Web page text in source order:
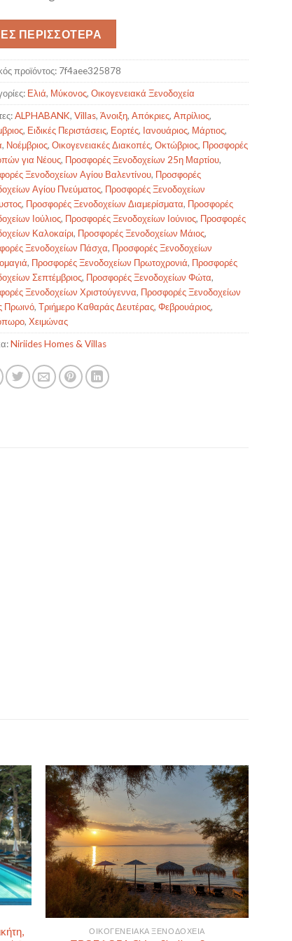
ΠΕΡΙΣΣΟΤΕΡΑ
προϊόντος: 7f4aee325878
Ελιά, Μύκονος,Οικογενειακά Ξενοδοχεία
ALPHABANK,Villas,Άνοιξη,Απόκριες,Απρίλιος,
, Ειδικές Περιστάσεις, Εορτές, Ιανουάριος, Μάρτιος,
, Νοέμβριος,Οικογενειακές Διακοπές,Οκτώβριος, Προσφορές
για Νέους, Προσφορές Ξενοδοχείων 25η Μαρτίου,
Ξενοδοχείων Αγίου Βαλεντίνου, Προσφορές
Αγίου Πνεύματος, Προσφορές Ξενοδοχείων
, Προσφορές Ξενοδοχείων Διαμερίσματα, Προσφορές
Ιούλιος, Προσφορές Ξενοδοχείων Ιούνιος, Προσφορές
Καλοκαίρι, Προσφορές Ξενοδοχείων Μάιος,
Ξενοδοχείων Πάσχα, Προσφορές Ξενοδοχείων
, Προσφορές Ξενοδοχείων Πρωτοχρονιά, Προσφορές
Σεπτέμβριος, Προσφορές Ξενοδοχείων Φώτα,
Ξενοδοχείων Χριστούγεννα, Προσφορές Ξενοδοχείων
Πρωινό,Τριήμερο Καθαράς Δευτέρας,Φεβρουάριος,
,Χειμώνας
Niriides Homes & Villas
ΟΙΚΟΓΕΝΕΙΑΚΆ ΞΕΝΟΔΟΧΕΊΑ